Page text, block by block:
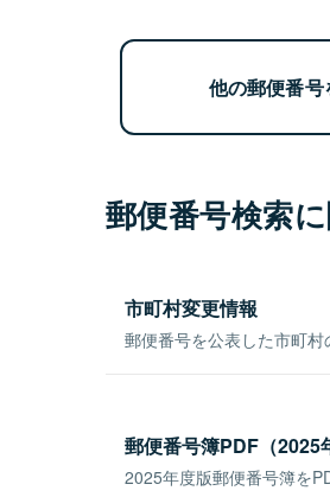
他の郵便番
郵便番号検索
市町村変更情報
郵便番号を公表した市町村
郵便番号簿PDF（2025
2025年度版郵便番号簿を